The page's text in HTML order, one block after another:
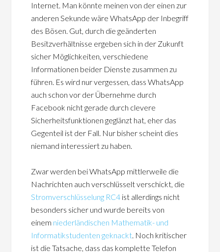
Internet. Man könnte meinen von der einen zur
anderen Sekunde wäre WhatsApp der Inbegriff
des Bösen. Gut, durch die geänderten
Besitzverhältnisse ergeben sich in der Zukunft
sicher Möglichkeiten, verschiedene
Informationen beider Dienste zusammen zu
führen. Es wird nur vergessen, dass WhatsApp
auch schon vor der Übernehme durch
Facebook nicht gerade durch clevere
Sicherheitsfunktionen geglänzt hat, eher das
Gegenteil ist der Fall. Nur bisher scheint dies
niemand interessiert zu haben.
Zwar werden bei WhatsApp mittlerweile die
Nachrichten auch verschlüsselt verschickt, die
Stromverschlüsselung RC4 ist allerdings nicht
besonders sicher und wurde bereits von
einem niederländischen Mathematik- und
Informatikstudenten geknackt. Noch kritischer
ist die Tatsache, dass das komplette Telefon